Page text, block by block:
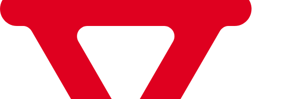
เปิดตัวรุ่นรถ Motor Expo 2025 กระแสแรง! NIU Thailand อวดโฉมรถ
Motor Expo 2025 ที่ผ่านมา NIU ได้เปิดตัวรถมอไซค์ไฟฟ้ารุ่นใหม่ที่ผลิตและประกอบใน
28 พฤศจิกายน 2025